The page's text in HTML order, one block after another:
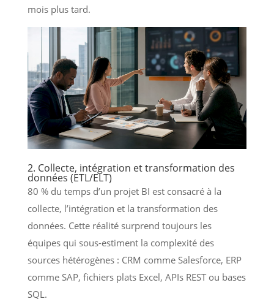
mois plus tard.
2. Collecte, intégration et transformation des
données (ETL/ELT)
80 % du temps d’un projet BI est consacré à la
collecte, l’intégration et la transformation des
données. Cette réalité surprend toujours les
équipes qui sous-estiment la complexité des
sources hétérogènes : CRM comme Salesforce, ERP
comme SAP, fichiers plats Excel, APIs REST ou bases
SQL.